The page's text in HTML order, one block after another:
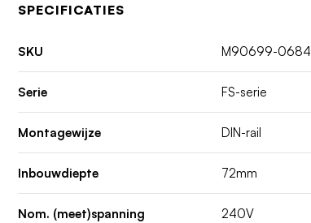
SPECIFICATIES
SKU M90699-0684
Serie FS-serie
Montagewijze DIN-rail
Inbouwdiepte 72mm
Nom. (meet)spanning 240V